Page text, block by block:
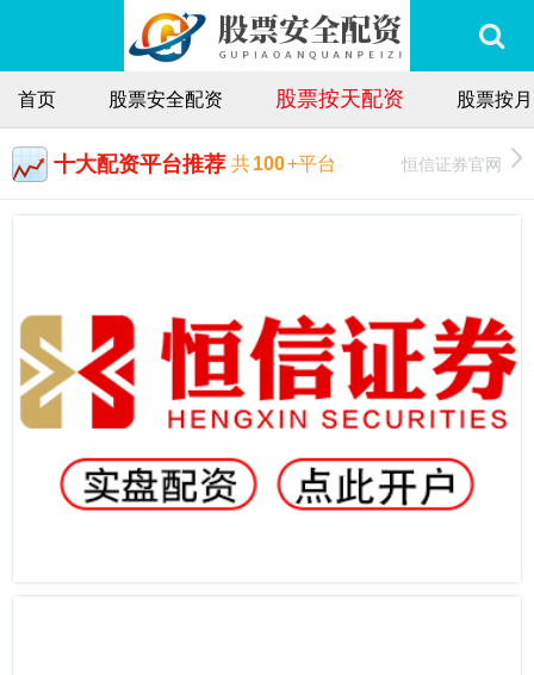
首页 股票安全配资 股票按天配资 股票按
十大配资平台推荐 共100+平台 恒信证券官网